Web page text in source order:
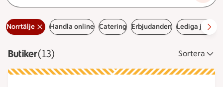
Norrtälje Handla online Catering Erbjudanden Lediga jobb
ButikerVisar 13 stycken
(13) Sortera